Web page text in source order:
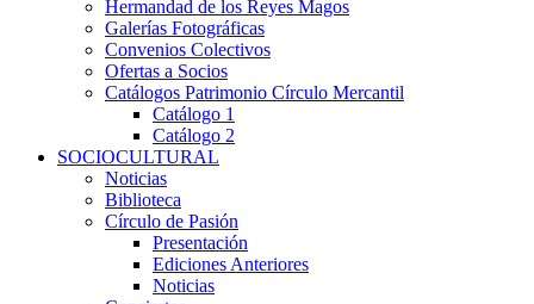
Hermandad de los Reyes Magos
Galerías Fotográficas
Convenios Colectivos
Ofertas a Socios
Catálogos Patrimonio Círculo Mercantil
Catálogo 1
Catálogo 2
SOCIOCULTURAL
Noticias
Biblioteca
Círculo de Pasión
Presentación
Ediciones Anteriores
Noticias